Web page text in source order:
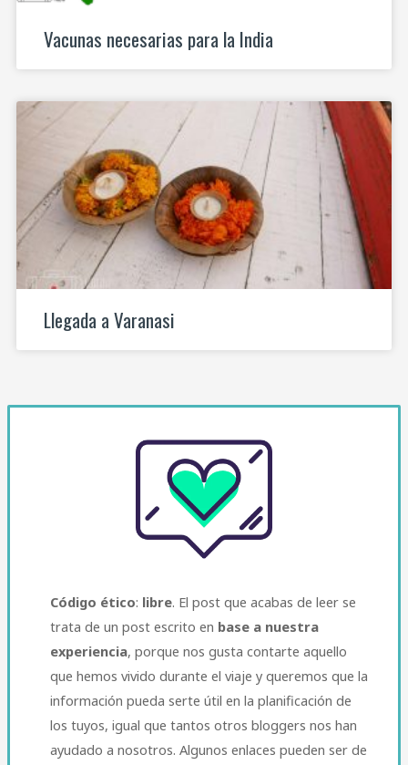
Vacunas necesarias para la India
Llegada a Varanasi
Código ético: libre. El post que acabas de leer se
trata de un post escrito en base a nuestra
experiencia, porque nos gusta contarte aquello
que hemos vivido durante el viaje y queremos que la
información pueda serte útil en la planificación de
los tuyos, igual que tantos otros bloggers nos han
ayudado a nosotros. Algunos enlaces pueden ser de